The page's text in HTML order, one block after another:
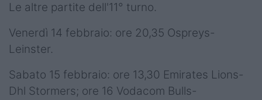
Le altre partite dell'11° turno.
Venerdì 14 febbraio: ore 20,35 Ospreys-
Leinster.
Sabato 15 febbraio: ore 13,30 Emirates Lions-
Dhl Stormers; ore 16 Vodacom Bulls-